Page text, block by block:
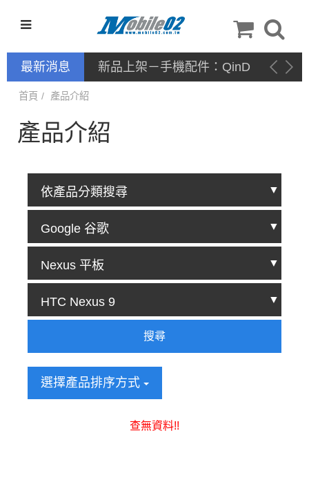
最新消息 新品上架－手機配件：QinD
首頁 產品介紹
產品介紹
搜尋
選擇產品排序方式
查無資料!!